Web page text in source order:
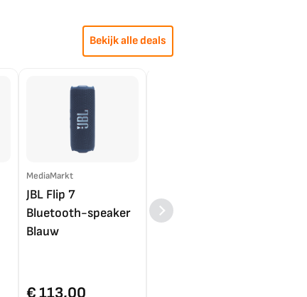
Bekijk alle deals
MediaMarkt
JBL Flip 7
Bluetooth-speaker
Blauw
LG OLED55C56LB
4K TV (2025)